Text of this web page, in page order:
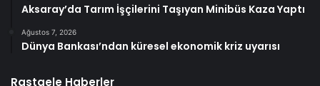
Aksaray’da Tarım İşçilerini Taşıyan Minibüs Kaza Yaptı
Ağustos 7, 2026
Dünya Bankası’ndan küresel ekonomik kriz uyarısı
Rastgele Haberler